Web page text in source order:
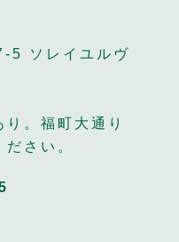
5 ソレイユルヴ
。福町大通り
さい。